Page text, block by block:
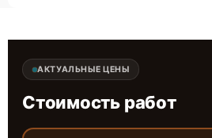
АКТУАЛЬНЫЕ ЦЕНЫ
Стоимость работ